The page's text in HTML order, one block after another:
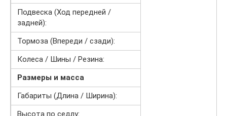
Подвеска (Ход передней /
задней):
Тормоза (Впереди / сзади):
Колеса / Шины / Резина:
Размеры и масса
Габариты (Длина / Ширина):
Высота по седлу: